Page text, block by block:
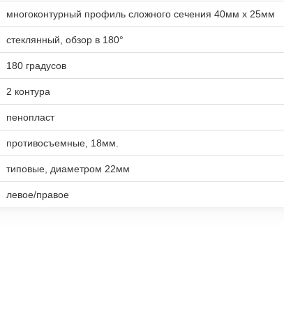
многоконтурный профиль сложного сечения 40мм х 25мм
стеклянный, обзор в 180°
180 градусов
2 контура
пенопласт
противосъемные, 18мм.
типовые, диаметром 22мм
левое/правое